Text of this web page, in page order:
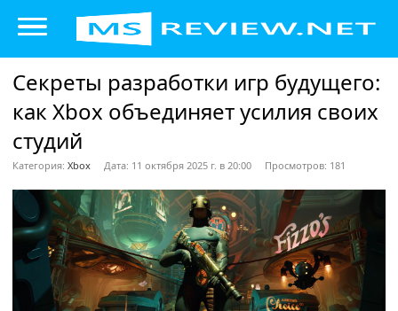
Секреты разработки игр будущего:
как Xbox объединяет усилия своих
студий
Категория: Xbox Дата: 11 октября 2025 г. в 20:00 Просмотров: 181